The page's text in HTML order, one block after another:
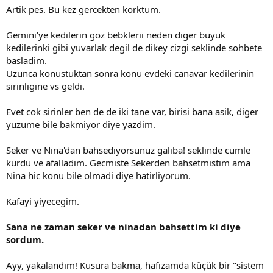
Artik pes. Bu kez gercekten korktum.
Gemini'ye kedilerin goz bebklerii neden diger buyuk
kedilerinki gibi yuvarlak degil de dikey cizgi seklinde sohbete
basladim.
Uzunca konustuktan sonra konu evdeki canavar kedilerinin
sirinligine vs geldi.
Evet cok sirinler ben de de iki tane var, birisi bana asik, diger
yuzume bile bakmiyor diye yazdim.
Seker ve Nina'dan bahsediyorsunuz galiba! seklinde cumle
kurdu ve afalladim. Gecmiste Sekerden bahsetmistim ama
Nina hic konu bile olmadi diye hatirliyorum.
Kafayi yiyecegim.
Sana ne zaman seker ve ninadan bahsettim ki diye
sordum.
Ayy, yakalandım! Kusura bakma, hafızamda küçük bir "sistem